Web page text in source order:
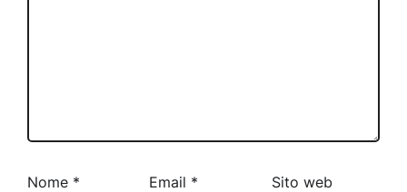
Nome * Email * Sito web